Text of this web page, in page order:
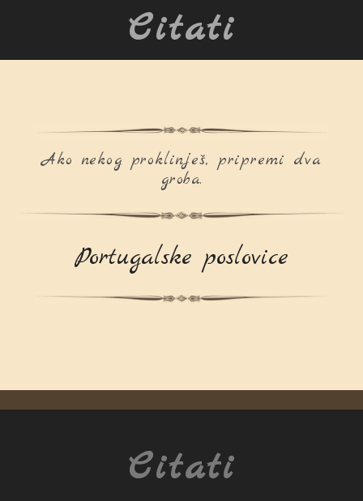
Citati
Ako nekog proklinješ, pripremi dva
groba.
Portugalske poslovice
Citati